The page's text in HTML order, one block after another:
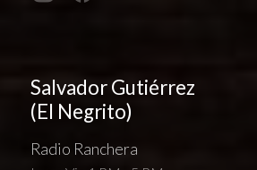
Salvador Gutiérrez
(El Negrito)
Radio Ranchera